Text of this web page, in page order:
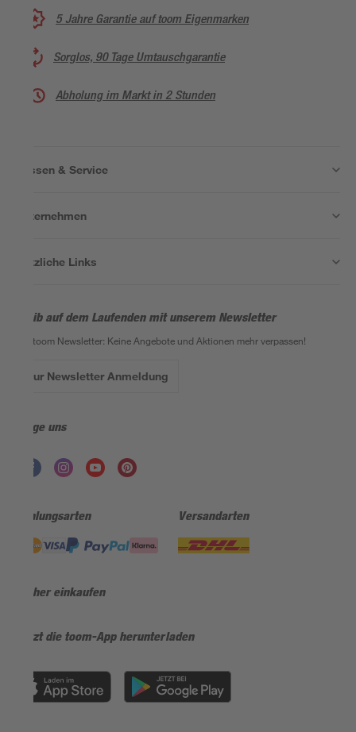
5 Jahre Garantie auf toom Eigenmarken
Sorglos, 90 Tage Umtauschgarantie
Abholung im Markt in 2 Stunden
Wissen & Service
Unternehmen
Nützliche Links
Bleib auf dem Laufenden mit unserem Newsletter
Der toom Newsletter: Keine Angebote und Aktionen mehr verpassen!
Zur Newsletter Anmeldung
Folge uns
Zahlungsarten Versandarten
Sicher einkaufen
Jetzt die toom-App herunterladen